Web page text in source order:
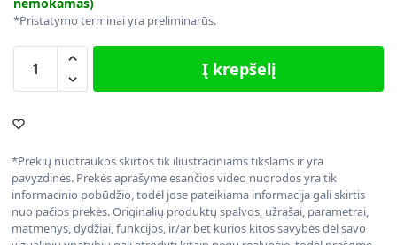
*Pristatymo terminai yra preliminarūs.
Į krepšelį
*Prekių nuotraukos skirtos tik iliustraciniams tikslams ir yra
pavyzdinės. Prekės aprašyme esančios video nuorodos yra tik
informacinio pobūdžio, todėl jose pateikiama informacija gali skirtis
nuo pačios prekės. Originalių produktų spalvos, užrašai, parametrai,
matmenys, dydžiai, funkcijos, ir/ar bet kurios kitos savybės dėl savo